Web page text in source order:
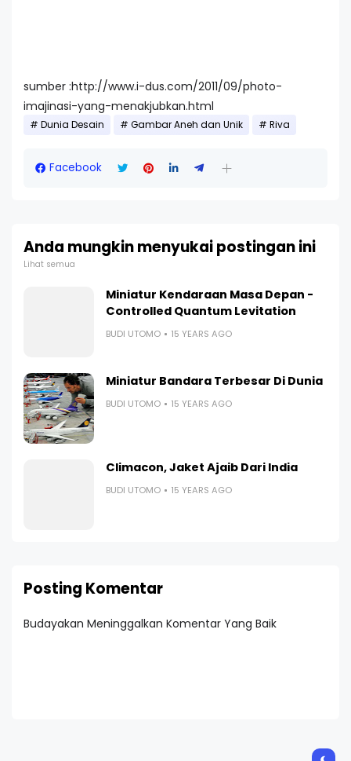
sumber :http://www.i-dus.com/2011/09/photo-
imajinasi-yang-menakjubkan.html
Dunia Desain Gambar Aneh dan Unik Riva
Facebook
Anda mungkin menyukai postingan ini
Lihat semua
Miniatur Kendaraan Masa Depan -
Controlled Quantum Levitation
BUDI UTOMO 15 YEARS AGO
Miniatur Bandara Terbesar Di Dunia
BUDI UTOMO 15 YEARS AGO
Climacon, Jaket Ajaib Dari India
BUDI UTOMO 15 YEARS AGO
Posting Komentar
Budayakan Meninggalkan Komentar Yang Baik